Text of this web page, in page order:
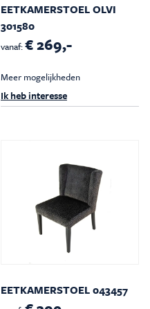
EETKAMERSTOEL OLVI
301580
vanaf:€ 269,-
Meer mogelijkheden
Ik heb interesse
EETKAMERSTOEL 043457